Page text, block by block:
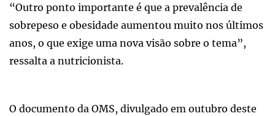
“Outro ponto importante é que a prevalência de
sobrepeso e obesidade aumentou muito nos últimos
anos, o que exige uma nova visão sobre o tema”,
ressalta a nutricionista.
O documento da OMS, divulgado em outubro deste